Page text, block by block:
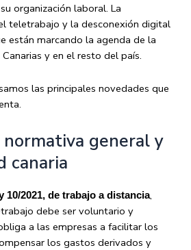
organización laboral. La
teletrabajo y la desconexión digital
están marcando la agenda de la
y en el resto del país.
las principales novedades que
general y
canaria
10/2021, de trabajo a distancia,
debe ser voluntario y
a las empresas a facilitar los
los gastos derivados y